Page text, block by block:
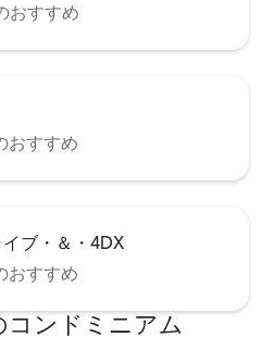
おすすめ
おすすめ
ブ・＆・4DX
おすすめ
コンドミニアム